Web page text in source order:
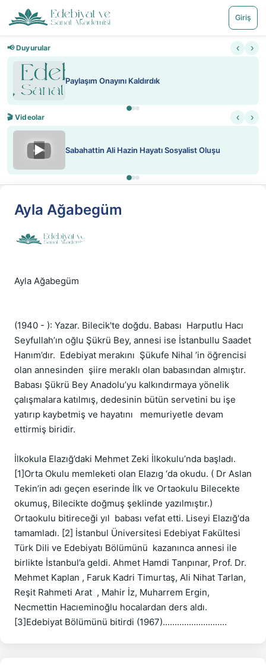
Giriş
📢 Duyurular ‹ ›
Paylaşım Onayını Kaldırdık
🎬 Videolar ‹ ›
▶ Sabahattin Ali Hazin Hayatı Sosyalist Oluşu
Ayla Ağabegüm
Ayla Ağabegüm
(1940 - ): Yazar. Bilecik'te doğdu. Babası  Harputlu Hacı
Seyfullah’ın oğlu Şükrü Bey, annesi ise İstanbullu Saadet
Hanım’dır.  Edebiyat merakını  Şükufe Nihal ’in öğrencisi
olan annesinden  şiire meraklı olan babasından almıştır.
Babası Şükrü Bey Anadolu’yu kalkındırmaya yönelik
çalışmalara katılmış, dedesinin bütün servetini bu işe
yatırıp kaybetmiş ve hayatını   memuriyetle devam
ettirmiş biridir.
İlkokula Elazığ’daki Mehmet Zeki İlkokulu’nda başladı.
[1]Orta Okulu memleketi olan Elazıg ‘da okudu. ( Dr Aslan
Tekin’in adı geçen eserinde İlk ve Ortaokulu Bilecekte
okumuş, Bilecikte doğmuş şeklinde yazılmıştır.)
Ortaokulu bitireceği yıl  babası vefat etti. Liseyi Elazığ'da
tamamladı. [2] İstanbul Üniversitesi Edebiyat Fakültesi
Türk Dili ve Edebiyatı Bölümünü  kazanınca annesi ile
birlikte İstanbul’a geldi. Ahmet Hamdi Tanpınar, Prof. Dr.
Mehmet Kaplan , Faruk Kadri Timurtaş, Ali Nihat Tarlan,
Reşit Rahmeti Arat  , Mahir İz, Muharrem Ergin,
Necmettin Hacıeminoğlu hocalardan ders aldı.